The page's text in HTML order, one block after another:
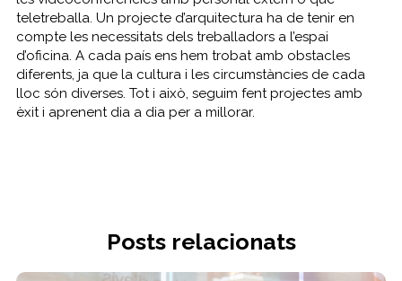
teletreballa. Un projecte d’arquitectura ha de tenir en
compte les necessitats dels treballadors a l’espai
d’oficina. A cada país ens hem trobat amb obstacles
diferents, ja que la cultura i les circumstàncies de cada
lloc són diverses. Tot i això, seguim fent projectes amb
èxit i aprenent dia a dia per a millorar.
Posts relacionats